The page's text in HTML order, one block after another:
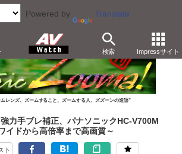
Powered by Translate
検索 Impressサイト
レンズ、ズームすること、ズームする人、ズズーンの造語”
力手ブレ補正、パナソニックHC-V700M
イドから高倍率まで高画質～
ト